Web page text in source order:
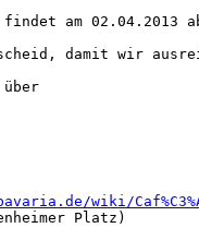
findet am 02.04.2013
damit wir
über
wiki/
Platz)